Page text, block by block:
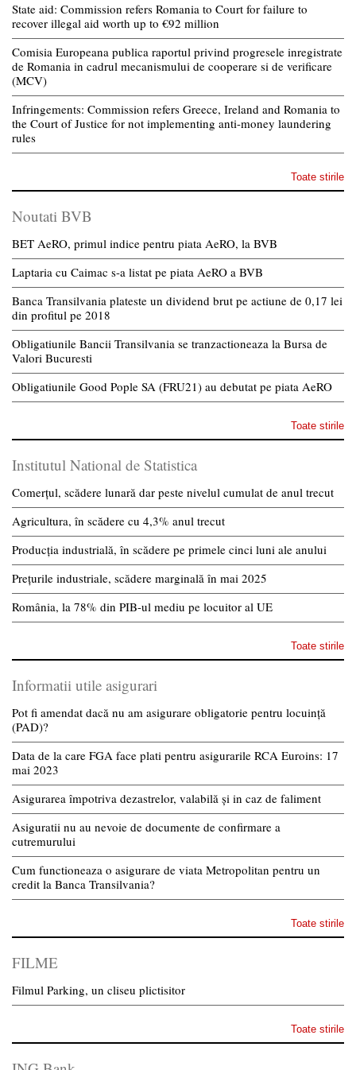
State aid: Commission refers Romania to Court for failure to
recover illegal aid worth up to €92 million
Comisia Europeana publica raportul privind progresele inregistrate
de Romania in cadrul mecanismului de cooperare si de verificare
(MCV)
Infringements: Commission refers Greece, Ireland and Romania to
the Court of Justice for not implementing anti-money laundering
rules
Toate stirile
Noutati BVB
BET AeRO, primul indice pentru piata AeRO, la BVB
Laptaria cu Caimac s-a listat pe piata AeRO a BVB
Banca Transilvania plateste un dividend brut pe actiune de 0,17 lei
din profitul pe 2018
Obligatiunile Bancii Transilvania se tranzactioneaza la Bursa de
Valori Bucuresti
Obligatiunile Good Pople SA (FRU21) au debutat pe piata AeRO
Toate stirile
Institutul National de Statistica
Comerțul, scădere lunară dar peste nivelul cumulat de anul trecut
Agricultura, în scădere cu 4,3% anul trecut
Producția industrială, în scădere pe primele cinci luni ale anului
Prețurile industriale, scădere marginală în mai 2025
România, la 78% din PIB-ul mediu pe locuitor al UE
Toate stirile
Informatii utile asigurari
Pot fi amendat dacă nu am asigurare obligatorie pentru locuință
(PAD)?
Data de la care FGA face plati pentru asigurarile RCA Euroins: 17
mai 2023
Asigurarea împotriva dezastrelor, valabilă și in caz de faliment
Asiguratii nu au nevoie de documente de confirmare a
cutremurului
Cum functioneaza o asigurare de viata Metropolitan pentru un
credit la Banca Transilvania?
Toate stirile
FILME
Filmul Parking, un cliseu plictisitor
Toate stirile